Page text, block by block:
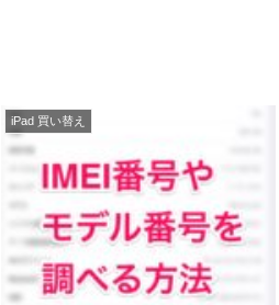
iPad 買い替え